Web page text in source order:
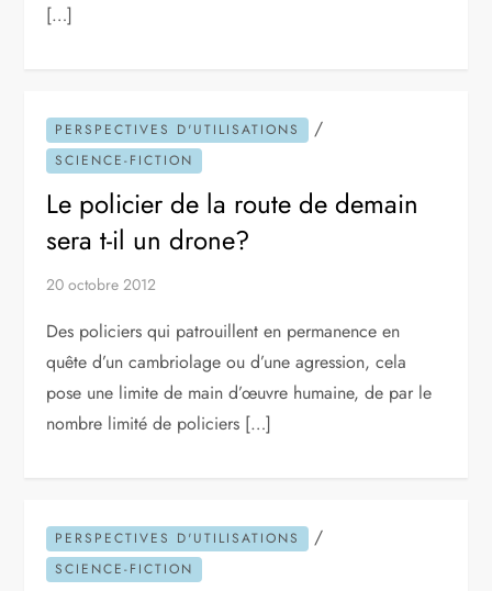
[…]
PERSPECTIVES D'UTILISATIONS /
SCIENCE-FICTION
Le policier de la route de demain
sera t-il un drone?
20 octobre 2012
Des policiers qui patrouillent en permanence en
quête d’un cambriolage ou d’une agression, cela
pose une limite de main d’œuvre humaine, de par le
nombre limité de policiers […]
PERSPECTIVES D'UTILISATIONS /
SCIENCE-FICTION